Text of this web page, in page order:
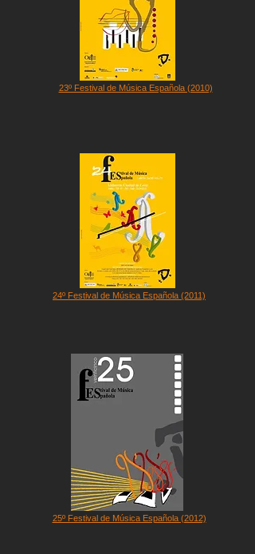
23º Festival de Música Española (2010)
24º Festival de Música Española (2011)
25º Festival de Música Española (2012)